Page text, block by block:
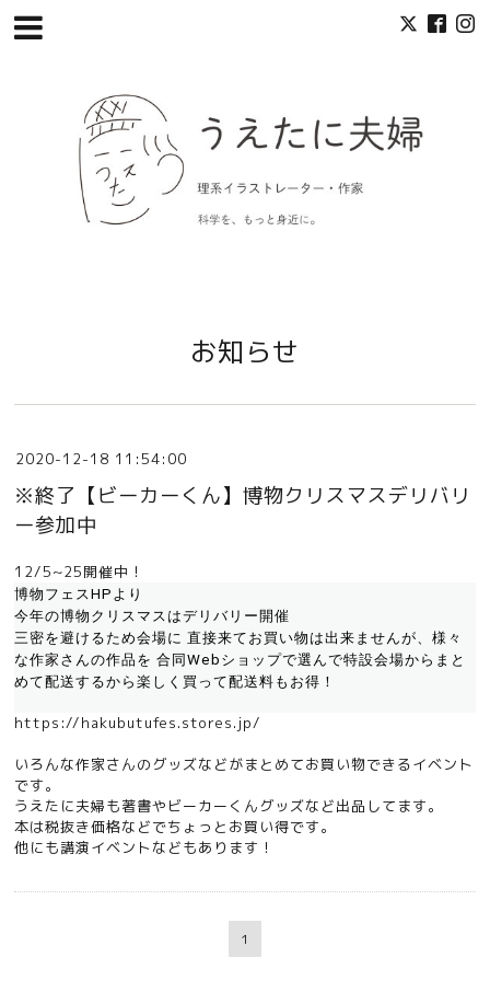
お知らせ
2020-12-18 11:54:00
※終了【ビーカーくん】博物クリスマスデリバリ
ー参加中
12/5~25開催中！
博物フェスHPより
今年の博物クリスマスはデリバリー開催
三密を避けるため会場に 直接来てお買い物は出来ませんが、様々
な作家さんの作品を 合同Webショップで選んで特設会場からまと
めて配送するから楽しく買って配送料もお得！
https://hakubutufes.stores.jp/
いろんな作家さんのグッズなどがまとめてお買い物できるイベント
です。
うえたに夫婦も著書やビーカーくんグッズなど出品してます。
本は税抜き価格などでちょっとお買い得です。
他にも講演イベントなどもあります！
1